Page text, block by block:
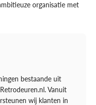
organisatie met
bestaande uit
Vanuit
wij klanten in